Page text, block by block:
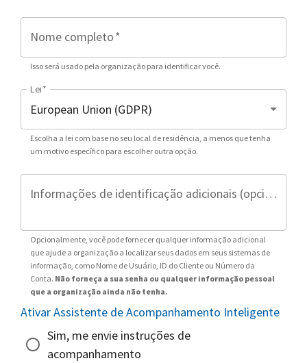
Nome completo*
Isso será usado pela organização para identificar você.
Lei*
Escolha a lei com base no seu local de residência, a menos que tenha
um motivo específico para escolher outra opção.
Informações de identificação adicionais (opcional)
Opcionalmente, você pode fornecer qualquer informação adicional
que ajude a organização a localizar seus dados em seus sistemas de
informação, como Nome de Usuário, ID do Cliente ou Número da
Conta. Não forneça a sua senha ou qualquer informação pessoal
que a organização ainda não tenha.
Ativar Assistente de Acompanhamento Inteligente
Sim, me envie instruções de
acompanhamento